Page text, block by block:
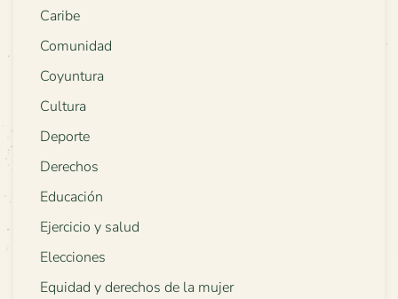
Caribe
Comunidad
Coyuntura
Cultura
Deporte
Derechos
Educación
Ejercicio y salud
Elecciones
Equidad y derechos de la mujer